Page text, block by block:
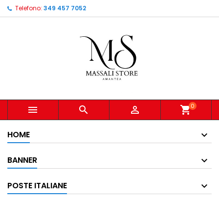
Telefono: 349 457 7052
   shopping_cart0
HOME
BANNER
POSTE ITALIANE